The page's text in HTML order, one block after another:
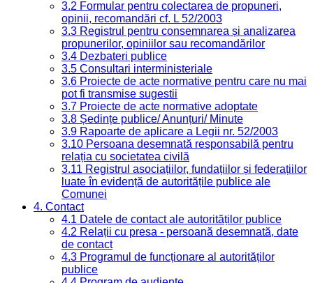
3.2 Formular pentru colectarea de propuneri,
opinii, recomandări cf. L 52/2003
3.3 Registrul pentru consemnarea și analizarea
propunerilor, opiniilor sau recomandărilor
3.4 Dezbateri publice
3.5 Consultari interministeriale
3.6 Proiecte de acte normative pentru care nu mai
pot fi transmise sugestii
3.7 Proiecte de acte normative adoptate
3.8 Ședințe publice/ Anunțuri/ Minute
3.9 Rapoarte de aplicare a Legii nr. 52/2003
3.10 Persoana desemnată responsabilă pentru
relația cu societatea civilă
3.11 Registrul asociațiilor, fundațiilor și federațiilor
luate în evidență de autoritățile publice ale
Comunei
4. Contact
4.1 Datele de contact ale autorităților publice
4.2 Relații cu presa - persoană desemnată, date
de contact
4.3 Programul de funcționare al autorităților
publice